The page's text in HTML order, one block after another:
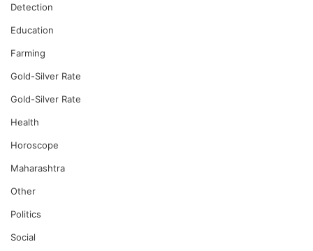
Detection
Education
Farming
Gold-Silver Rate
Gold-Silver Rate
Health
Horoscope
Maharashtra
Other
Politics
Social